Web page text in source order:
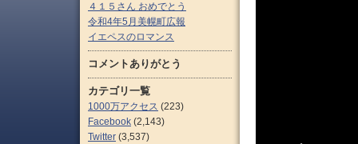
４１５さん おめでとう
令和4年5月美幌町広報
イエペスのロマンス
コメントありがとう
カテゴリ一覧
1000万アクセス (223)
Facebook (2,143)
Twitter (3,537)